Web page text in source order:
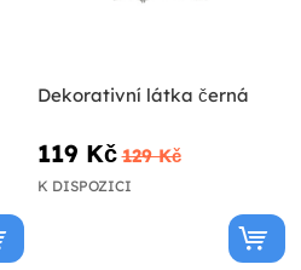
Dekorativní látka černá
119 Kč 129 Kč
K DISPOZICI